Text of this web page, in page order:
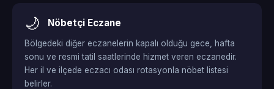
🌙 Nöbetçi Eczane
Bölgedeki diğer eczanelerin kapalı olduğu gece, hafta
sonu ve resmi tatil saatlerinde hizmet veren eczanedir.
Her il ve ilçede eczacı odası rotasyonla nöbet listesi
belirler.